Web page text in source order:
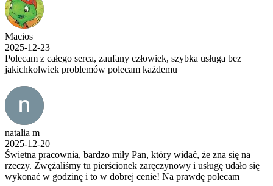
Macios
2025-12-23
Polecam z całego serca, zaufany człowiek, szybka usługa bez
jakichkolwiek problemów polecam każdemu
natalia m
2025-12-20
Świetna pracownia, bardzo miły Pan, który widać, że zna się na
rzeczy. Zwężaliśmy tu pierścionek zaręczynowy i usługę udało się
wykonać w godzinę i to w dobrej cenie! Na prawdę polecam